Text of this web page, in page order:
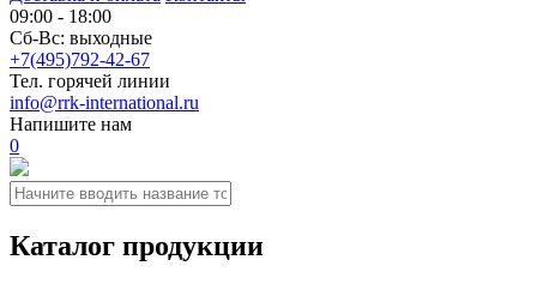
09:00 - 18:00
Сб-Вс: выходные
+7(495)792-42-67
Тел. горячей линии
info@rrk-international.ru
Напишите нам
0
Каталог продукции